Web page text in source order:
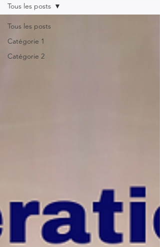
Tous les posts
Catégorie 1
Catégorie 2
Tous les posts